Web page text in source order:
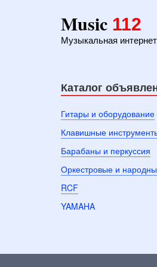
Music 112
Музыкальная
Каталог
Гитары и оборудование
Клавишные
Барабаны и перкуссия
Оркестровые и
RCF
YAMAHA